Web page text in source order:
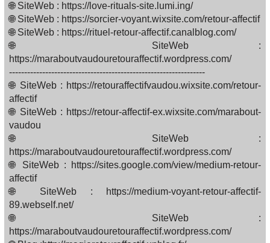
🌐 SiteWeb : https://love-rituals-site.lumi.ing/
🌐 SiteWeb : https://sorcier-voyant.wixsite.com/retour-affectif
🌐 SiteWeb : https://rituel-retour-affectif.canalblog.com/
🌐 SiteWeb :
https://maraboutvaudouretouraffectif.wordpress.com/
-----------------------------------------------------------------
🌐 SiteWeb : https://retouraffectifvaudou.wixsite.com/retour-
affectif
🌐 SiteWeb : https://retour-affectif-ex.wixsite.com/marabout-
vaudou
🌐 SiteWeb :
https://maraboutvaudouretouraffectif.wordpress.com/
🌐 SiteWeb : https://sites.google.com/view/medium-retour-
affectif
🌐 SiteWeb : https://medium-voyant-retour-affectif-
89.webself.net/
🌐 SiteWeb :
https://maraboutvaudouretouraffectif.wordpress.com/